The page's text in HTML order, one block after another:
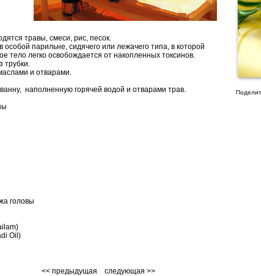
травы, смеси, рис, песок.
парильне, сидячего или лежачего типа, в которой
тело легко освобождается от накопленных токсинов.
трубки.
и отварами.
наполненную горячей водой и отварами трав.
головы
Oil)
<< предыдущая следующая >>